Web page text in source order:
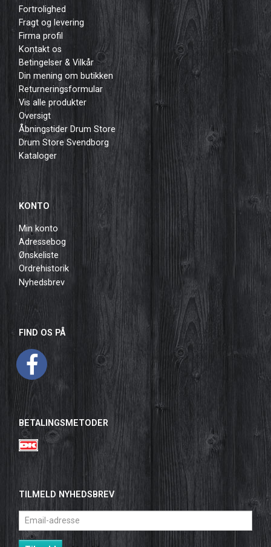
Fortrolighed
Fragt og levering
Firma profil
Kontakt os
Betingelser & Vilkår
Din mening om butikken
Returneringsformular
Vis alle produkter
Oversigt
Åbningstider Drum Store
Drum Store Svendborg
Kataloger
KONTO
Min konto
Adressebog
Ønskeliste
Ordrehistorik
Nyhedsbrev
FIND OS PÅ
BETALINGSMETODER
TILMELD NYHEDSBREV
Email-
adresse